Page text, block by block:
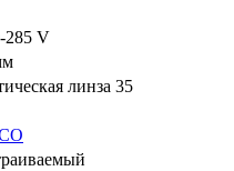
285 V
линза 35